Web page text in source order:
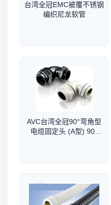
台湾全冠EMC被覆不锈钢
编织尼龙软管
AVC台湾全冠90°弯角型
电缆固定头 (A型) 90°